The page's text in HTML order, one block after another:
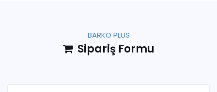
BARKO PLUS
Sipariş Formu